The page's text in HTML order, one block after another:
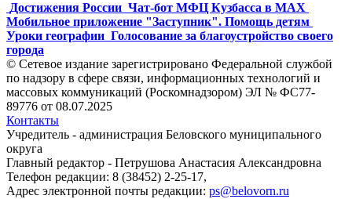
Достижения России Чат-бот МФЦ Кузбасса в MAX
Мобильное приложение "Заступник". Помощь детям
Уроки географии Голосование за благоустройство своего
города
© Сетевое издание зарегистрировано Федеральной службой
по надзору в сфере связи, информационных технологий и
массовых коммуникаций (Роскомнадзором) ЭЛ № ФС77-
89776 от 08.07.2025
Контакты
Учредитель - администрация Беловского муниципального
округа
Главный редактор - Петрушова Анастасия Александровна
Телефон редакции: 8 (38452) 2-25-17,
Адрес электронной почты редакции: ps@belovorn.ru